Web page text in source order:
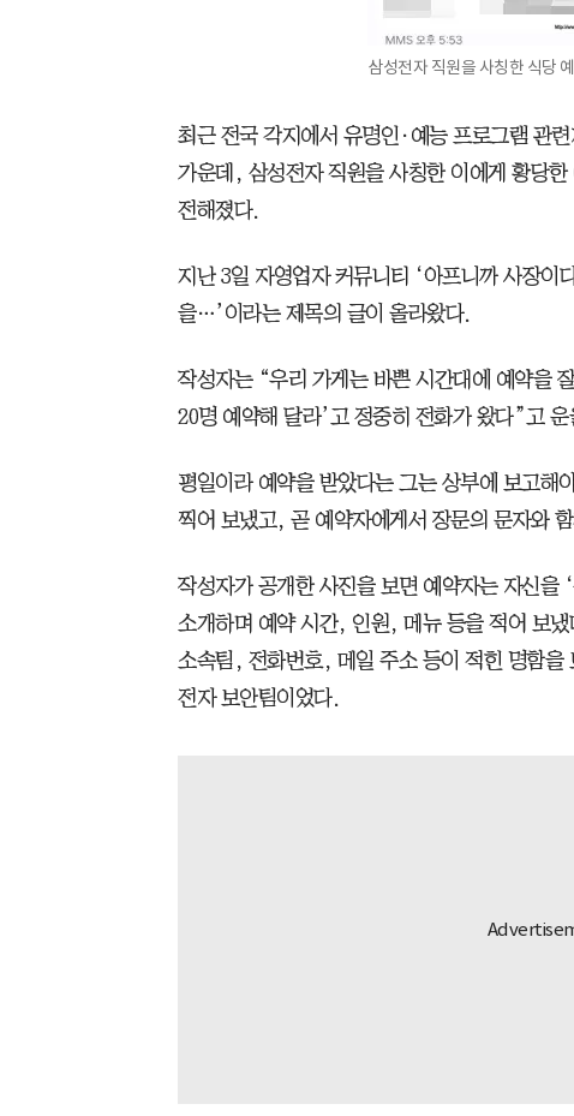
삼성전자 직원을 사칭한 식당
최근 전국 각지에서 유명인·예능 프로그램 관
가운데, 삼성전자 직원을 사칭한 이에게 황당
전해졌다.
지난 3일 자영업자 커뮤니티 ‘아프니까 사장이
을…’이라는 제목의 글이 올라왔다.
작성자는 “우리 가게는 바쁜 시간대에 예약을
20명 예약해 달라’고 정중히 전화가 왔다”고 운
평일이라 예약을 받았다는 그는 상부에 보고해
찍어 보냈고, 곧 예약자에게서 장문의 문자와
작성자가 공개한 사진을 보면 예약자는 자신
소개하며 예약 시간, 인원, 메뉴 등을 적어 보냈
소속팀, 전화번호, 메일 주소 등이 적힌 명함을
전자 보안팀이었다.